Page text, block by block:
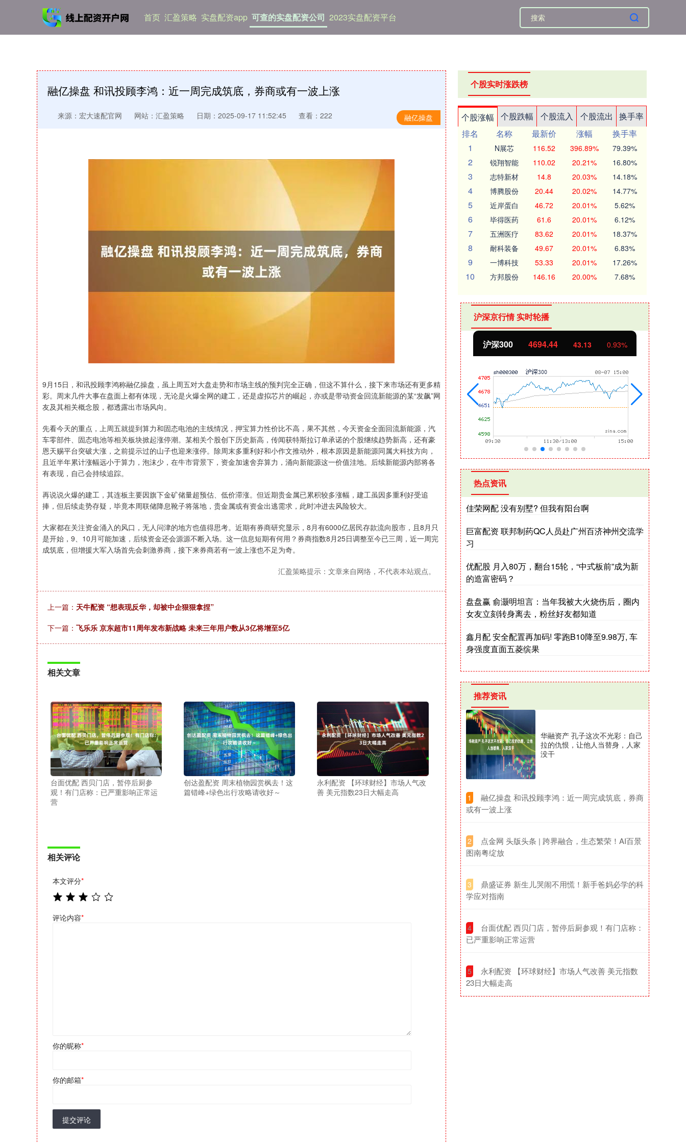
首页 汇盈策略 实盘配资app 可查的实盘配资公司 2023实盘配资平台
融亿操盘 和讯投顾李鸿：近一周完成筑底，券商或有一波上涨
融亿操盘
来源：宏大速配官网 网站：汇盈策略 日期：2025-09-17 11:52:45 查看：222
9月15日，和讯投顾李鸿称融亿操盘，虽上周五对大盘走势和市场主线的预判完全正确，但这不算什么，接下来市场还有更多精
彩。周末几件大事在盘面上都有体现，无论是火爆全网的建工，还是虚拟芯片的崛起，亦或是带动资金回流新能源的某“发飙”网
友及其相关概念股，都透露出市场风向。
先看今天的重点，上周五就提到算力和固态电池的主线情况，押宝算力性价比不高，果不其然，今天资金全面回流新能源，汽
车零部件、固态电池等相关板块掀起涨停潮。某相关个股创下历史新高，传闻获特斯拉订单承诺的个股继续趋势新高，还有豪
恩天赐平台突破大涨，之前提示过的山子也迎来涨停。除周末多重利好和小作文推动外，根本原因是新能源同属大科技方向，
且近半年累计涨幅远小于算力，泡沫少，在牛市背景下，资金加速舍弃算力，涌向新能源这一价值洼地。后续新能源内部将各
有表现，自己会持续追踪。
再说说火爆的建工，其连板主要因旗下金矿储量超预估、低价滞涨。但近期贵金属已累积较多涨幅，建工虽因多重利好受追
捧，但后续走势存疑，毕竟本周联储降息靴子将落地，贵金属或有资金出逃需求，此时冲进去风险较大。
大家都在关注资金涌入的风口，无人问津的地方也值得思考。近期有券商研究显示，8月有6000亿居民存款流向股市，且8月只
是开始，9、10月可能加速，后续资金还会源源不断入场。这一信息短期有何用？券商指数8月25日调整至今已三周，近一周完
成筑底，但增援大军入场首先会刺激券商，接下来券商若有一波上涨也不足为奇。
汇盈策略提示：文章来自网络，不代表本站观点。
上一篇： 天牛配资 “想表现反华，却被中企狠狠拿捏”
下一篇： 飞乐乐 京东超市11周年发布新战略 未来三年用户数从3亿将增至5亿
相关文章
台面优配 西贝门店，暂停后厨参
观！有门店称：已严重影响正常运
营
创达盈配资 周末植物园赏枫去！这
篇错峰+绿色出行攻略请收好～
永利配资 【环球财经】市场人气改
善 美元指数23日大幅走高
相关评论
本文评分*
评论内容*
你的昵称*
你的邮箱*
提交评论
个股实时涨跌榜
个股涨幅 个股跌幅 个股流入 个股流出
换手率
排名
名称 最新价 涨幅
换手率
1
N展芯 116.52 396.89% 79.39%
2 锐翔智能 110.02 20.21% 16.80%
3 志特新材 14.8 20.03% 14.18%
4 博腾股份 20.44 20.02% 14.77%
5 近岸蛋白 46.72 20.01% 5.62%
6 毕得医药 61.6 20.01% 6.12%
7 五洲医疗 83.62 20.01% 18.37%
8 耐科装备 49.67 20.01% 6.83%
9 一博科技 53.33 20.01% 17.26%
10 方邦股份 146.16 20.00% 7.68%
沪深京行情 实时轮播
沪深300 4694.44 43.13 0.93%
热点资讯
佳荣网配 没有别墅? 但我有阳台啊
巨富配资 联邦制药QC人员赴广州百济神州交流学
习
优配股 月入80万，翻台15轮，“中式板前”成为新
的造富密码？
盘盘赢 俞灏明坦言：当年我被大火烧伤后，圈内
女友立刻转身离去，粉丝好友都知道
鑫月配 安全配置再加码! 零跑B10降至9.98万, 车
身强度直面五菱缤果
推荐资讯
华融资产 孔子这次不光彩：自己
拉的仇恨，让他人当替身，人家
没干
1
​融亿操盘 和讯投顾李鸿：近一周完成筑底，券商
或有一波上涨
2
​点金网 头版头条 | 跨界融合，生态繁荣！AI百景
图南粤绽放
3
​鼎盛证券 新生儿哭闹不用慌！新手爸妈必学的科
学应对指南
4
​台面优配 西贝门店，暂停后厨参观！有门店称：
已严重影响正常运营
5
​永利配资 【环球财经】市场人气改善 美元指数
23日大幅走高